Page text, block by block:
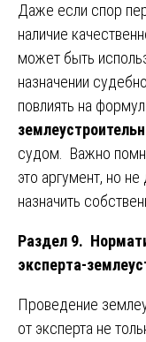
Даже если спор
наличие
может быть
назначении
повлиять на
судом. Важно
это аргумент, но
назначить
Раздел 9.
эксперта-
Проведение
от эксперта не